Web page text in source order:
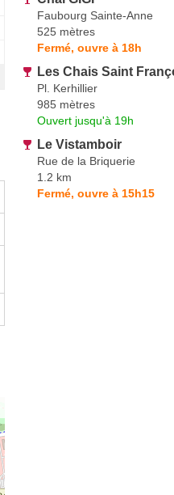
Faubourg Sainte-Anne
525 mètres
Fermé, ouvre à 18h
Les Chais Saint
Pl. Kerhillier
985 mètres
Ouvert jusqu'à 19h
Le Vistamboir
Rue de la Briquerie
1.2 km
Fermé, ouvre à 15h15